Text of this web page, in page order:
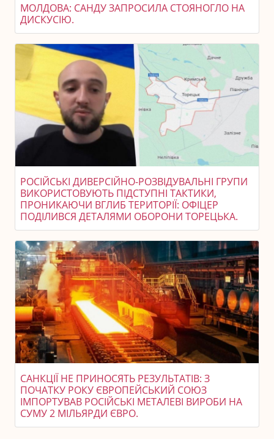
МОЛДОВА: САНДУ ЗАПРОСИЛА СТОЯНОГЛО НА
ДИСКУСІЮ.
РОСІЙСЬКІ ДИВЕРСІЙНО-РОЗВІДУВАЛЬНІ ГРУПИ
ВИКОРИСТОВУЮТЬ ПІДСТУПНІ ТАКТИКИ,
ПРОНИКАЮЧИ ВГЛИБ ТЕРИТОРІЇ: ОФІЦЕР
ПОДІЛИВСЯ ДЕТАЛЯМИ ОБОРОНИ ТОРЕЦЬКА.
САНКЦІЇ НЕ ПРИНОСЯТЬ РЕЗУЛЬТАТІВ: З
ПОЧАТКУ РОКУ ЄВРОПЕЙСЬКИЙ СОЮЗ
ІМПОРТУВАВ РОСІЙСЬКІ МЕТАЛЕВІ ВИРОБИ НА
СУМУ 2 МІЛЬЯРДИ ЄВРО.